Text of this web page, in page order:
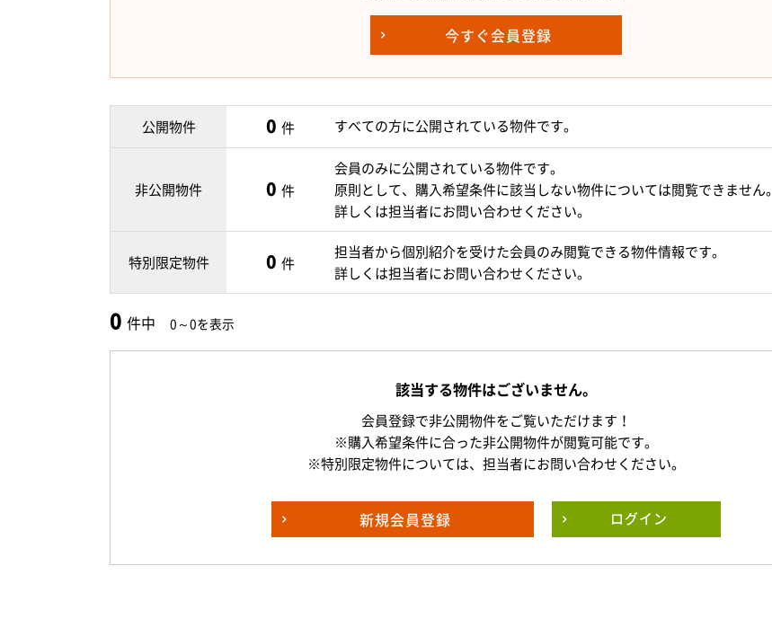
今すぐ会員登録
公開物件 0 件 すべての方に公開されている物件です。
非公開物件 0 件
会員のみに公開されている物件です。
原則として、購入希望条件に該当しない物件については閲覧できません。
詳しくは担当者にお問い合わせください。
特別限定物件 0 件
担当者から個別紹介を受けた会員のみ閲覧できる物件情報です。
詳しくは担当者にお問い合わせください。
0 件中 0～0を表示
該当する物件はございません。
会員登録で非公開物件をご覧いただけます！
※購入希望条件に合った非公開物件が閲覧可能です。
※特別限定物件については、担当者にお問い合わせください。
新規会員登録 ログイン